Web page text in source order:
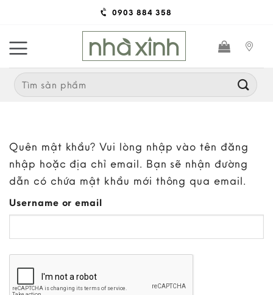
content
0903 884 358
Search
for:
Quên mật khẩu? Vui lòng nhập vào tên đăng
nhập hoặc địa chỉ email. Bạn sẽ nhận đường
dẫn có chứa mật khẩu mới thông qua email.
Username or email